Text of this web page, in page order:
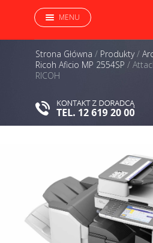
MENU
Strona Główna / Produkty/
Ricoh Aficio MP 2554SP /
RICOH